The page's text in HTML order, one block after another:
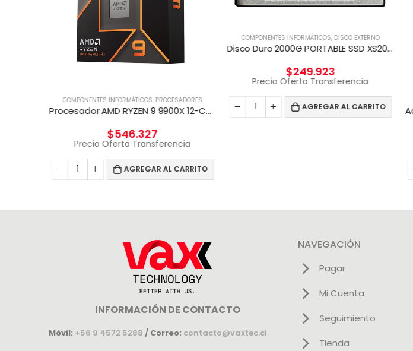
COMPONENTES INFORMÁTICOS, PROCESADORES
Procesador AMD RYZEN 9 9900X 12-Core 4.4 Ghz
$546.327
Precio Oferta Transferencia
AGREGAR AL CARRITO
COMPONENTES INFORMÁTICOS, DISCO EXTERNO
Disco Duro 2000G PORTABLE SSD XS2000 USB 3.2 Gen 2
$249.923
Precio Oferta Transferencia
AGREGAR AL CARRITO
INFORMACIÓN DE CONTACTO
Móvil: +56 9 4572 5288 / Correo: contacto@vaxtec.cl
NAVEGACIÓN
Pagar
Mi Cuenta
Seguimiento
Tienda